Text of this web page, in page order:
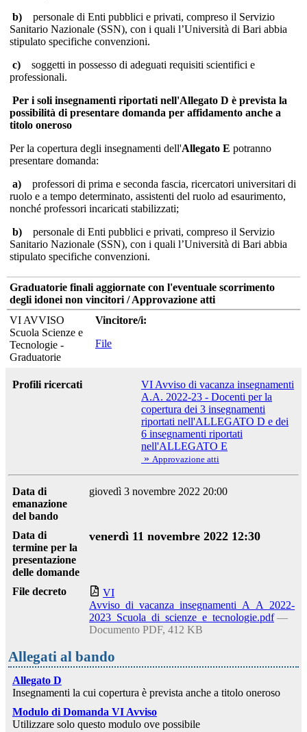
b)
personale di Enti pubblici e privati, compreso il Servizio
Sanitario Nazionale (SSN), con i quali l’Università di Bari abbia
stipulato specifiche convenzioni.
c)
soggetti in possesso di adeguati requisiti scientifici e
professionali.
Per i soli insegnamenti riportati nell'Allegato D è prevista la
possibilità di presentare domanda per affidamento anche a
titolo oneroso
Per la copertura degli insegnamenti dell'Allegato E potranno
presentare domanda:
a) professori di prima e seconda fascia, ricercatori universitari di
ruolo e a tempo determinato, assistenti del ruolo ad esaurimento,
nonché professori incaricati stabilizzati;
b) personale di Enti pubblici e privati, compreso il Servizio
Sanitario Nazionale (SSN), con i quali l’Università di Bari abbia
stipulato specifiche convenzioni.
Graduatorie finali aggiornate con l'eventuale scorrimento
degli idonei non vincitori / Approvazione atti
VI AVVISO
Scuola Scienze e
Tecnologie -
Graduatorie
Vincitore/i:
File
Profili ricercati
VI Avviso di vacanza insegnamenti
A.A. 2022-23 - Docenti per la
copertura dei 3 insegnamenti
riportati nell'ALLEGATO D e dei
6 insegnamenti riportati
nell'ALLEGATO E
» Approvazione atti
Data di
emanazione
del bando
giovedì 3 novembre 2022 20:00
Data di
termine per la
presentazione
delle domande
venerdì 11 novembre 2022 12:30
File decreto
VI
Avviso_di_vacanza_insegnamenti_A_A_2022-
2023_Scuola_di_scienze_e_tecnologie.pdf —
Documento PDF, 412 KB
Allegati al bando
Allegato D
Insegnamenti la cui copertura è prevista anche a titolo oneroso
Modulo di Domanda VI Avviso
Utilizzare solo questo modulo ove possibile